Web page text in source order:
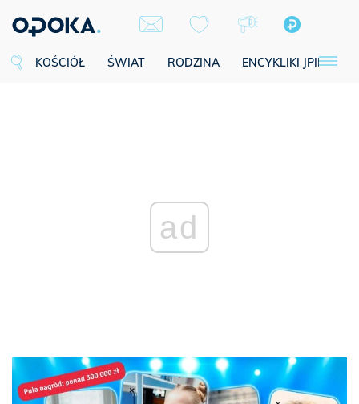
KOŚCIÓŁ ŚWIAT RODZINA ENCYKLIKI JPII
ad